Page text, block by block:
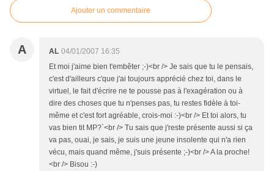
Ajouter un commentaire
A AL 04/01/2007 16:35
Et moi j'aime bien t'embêter ;-)<br /> Je sais que tu le pensais,
c'est d'ailleurs c'que j'ai toujours apprécié chez toi, dans le
virtuel, le fait d'écrire ne te pousse pas à l'exagération ou à
dire des choses que tu n'penses pas, tu restes fidèle à toi-
même et c'est fort agréable, crois-moi :-)<br /> Et toi alors, tu
vas bien tit MP?`<br /> Tu sais que j'reste présente aussi si ça
va pas, ouai, je sais, je suis une jeune insolente qui n'a rien
vécu, mais quand même, j'suis présente ;-)<br /> A la proche!
<br /> Bisou :-)